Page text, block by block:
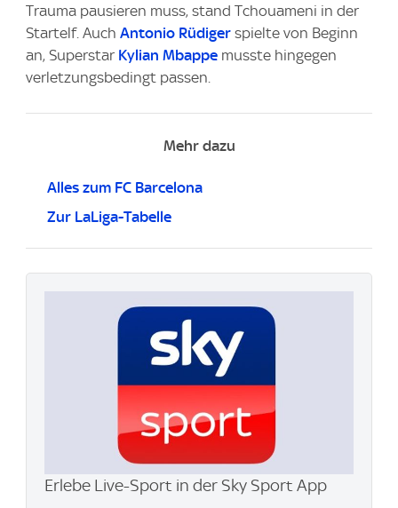
Trauma pausieren muss, stand Tchouameni in der
Startelf. Auch Antonio Rüdiger spielte von Beginn
an, Superstar Kylian Mbappe musste hingegen
verletzungsbedingt passen.
Mehr dazu
Alles zum FC Barcelona
Zur LaLiga-Tabelle
Erlebe Live-Sport in der Sky Sport App